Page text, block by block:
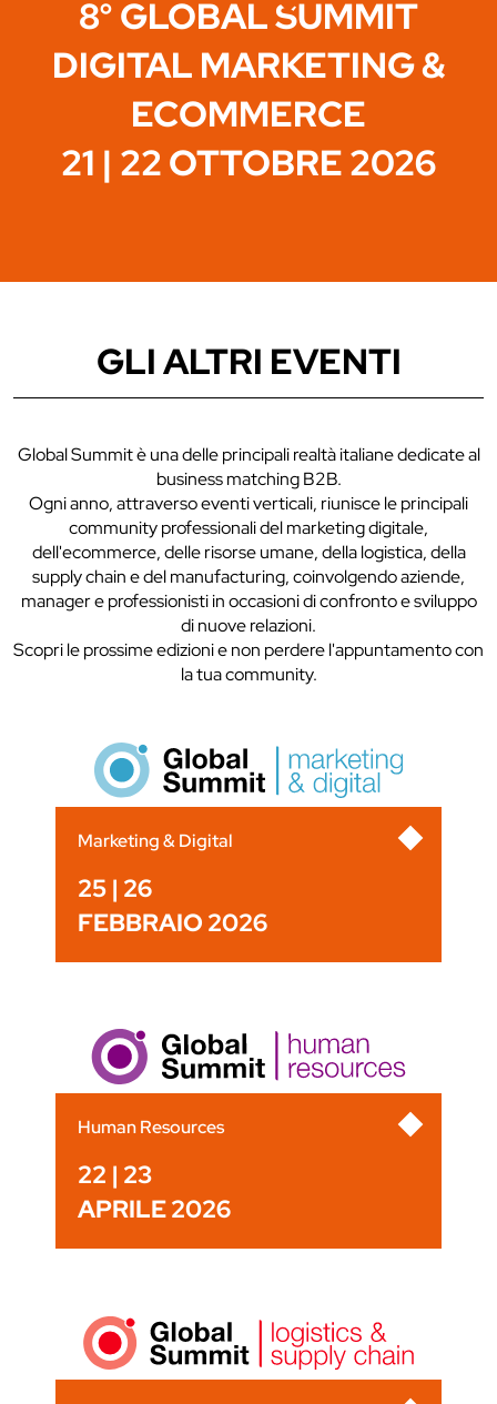
8° GLOBAL SUMMIT
DIGITAL MARKETING &
ECOMMERCE
21 | 22 OTTOBRE 2026
GLI ALTRI EVENTI
Global Summit è una delle principali realtà italiane dedicate al
business matching B2B.
Ogni anno, attraverso eventi verticali, riunisce le principali
community professionali del marketing digitale,
dell'ecommerce, delle risorse umane, della logistica, della
supply chain e del manufacturing, coinvolgendo aziende,
manager e professionisti in occasioni di confronto e sviluppo
di nuove relazioni.
Scopri le prossime edizioni e non perdere l'appuntamento con
la tua community.
Marketing & Digital
25 | 26
FEBBRAIO 2026
Human Resources
22 | 23
APRILE 2026